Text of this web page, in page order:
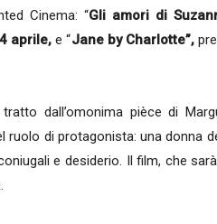
Cinema: “Gli amori di
aprile, e “Jane by Charlotte”,
dall’omonima pièce di
ruolo di protagonista: una donna
e desiderio. Il film, che